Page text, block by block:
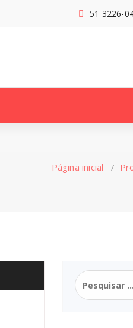
51 3226-
Página inicial /
Pesquisar
por: